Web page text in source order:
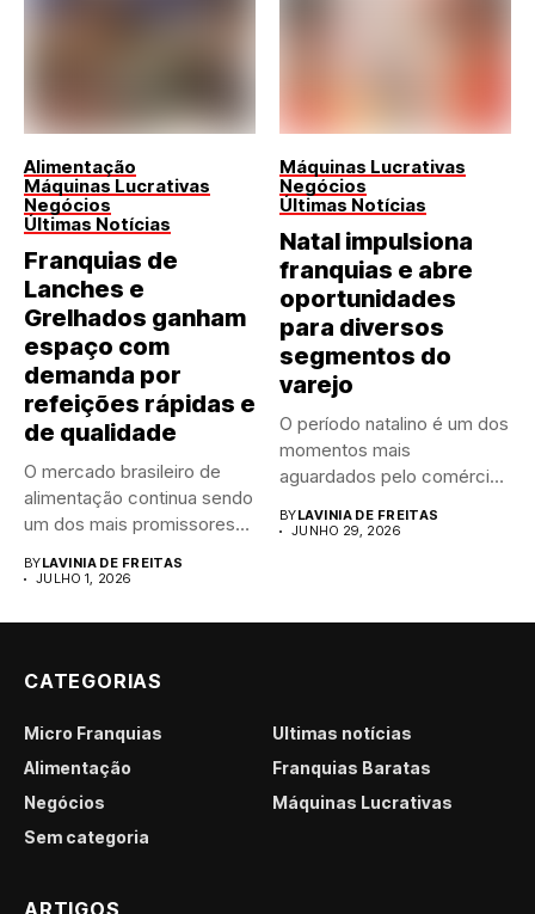
Alimentação
Máquinas Lucrativas
Negócios
Últimas Notícias
Franquias de
Lanches e
Grelhados ganham
espaço com
demanda por
refeições rápidas e
de qualidade
O mercado brasileiro de
alimentação continua sendo
um dos mais promissores
BYLAVINIA DE FREITAS
JULHO 1, 2026
Máquinas Lucrativas
Negócios
Últimas Notícias
Natal impulsiona
franquias e abre
oportunidades
para diversos
segmentos do
varejo
O período natalino é um dos
momentos mais
aguardados pelo comércio
BYLAVINIA DE FREITAS
JUNHO 29, 2026
CATEGORIAS
Micro Franquias
Últimas notícias
Alimentação
Franquias Baratas
Negócios
Máquinas Lucrativas
Sem categoria
ARTIGOS